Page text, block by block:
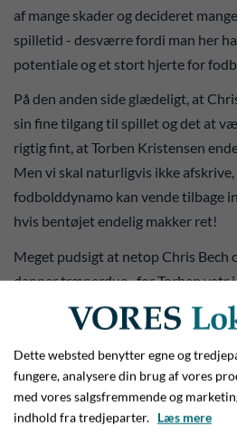
af mange skader og decideret
spilletid - desværre fordi man her
potentiale og et stort hjerte for
På den anden side glædeligt, at
sin fine tilgang til spillet og det at
rigtig fint, at Torben Kristensen
Men vi skal naturligvis ikke
fodbolddynamo kan vende tilbage
hvis bentøjet endelig makker ret!
Meget pudsigt at netop Chris Bech
danner trænerduo . for Torben vatr
også en type, der egenhændigt
qua sine store tekniske kvaliteter.
Andre læser
Dette websted benytter egne og
fungere, analysere din brug af vores
med vores salgsfremmende og
indhold fra tredjeparter. Læs mere